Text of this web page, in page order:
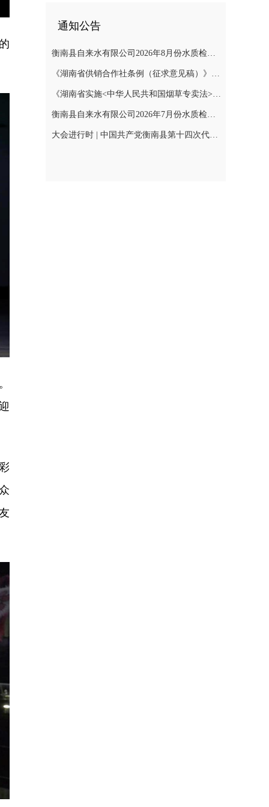
通知公告
衡南县自来水有限公司2026年8月份水质检测报告
《湖南省供销合作社条例（征求意见稿）》公开征集意见
《湖南省实施<中华人民共和国烟草专卖法>若干规定（征求意见稿）》公开征集意见
衡南县自来水有限公司2026年7月份水质检测报告公示
大会进行时 | 中国共产党衡南县第十四次代表大会召开预备会议第二阶段会议